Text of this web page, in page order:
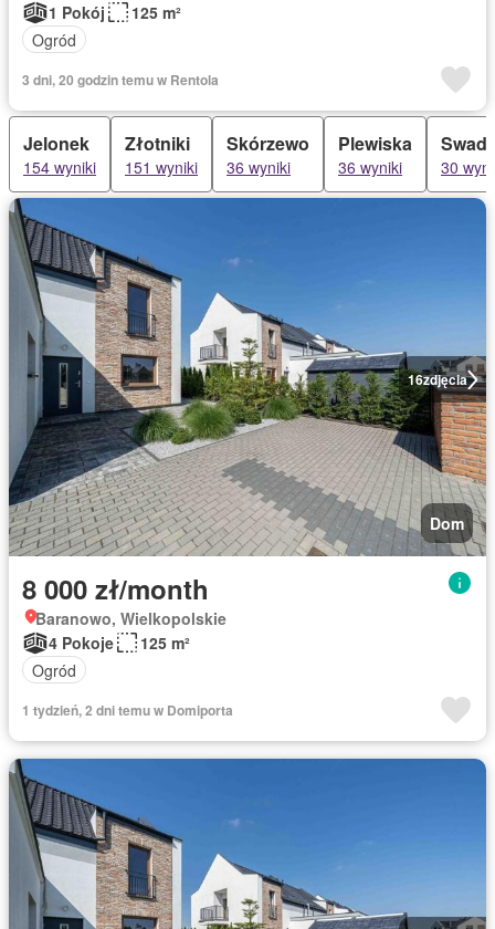
1 Pokój
125 m²
Ogród
3 dni, 20 godzin temu w Rentola
Jelonek
154 wyniki
Złotniki
151 wyniki
Skórzewo
36 wyniki
Plewiska
36 wyniki 30
16zdjęcia
Dom
8 000 zł/month
Baranowo, Wielkopolskie
4 Pokoje
125 m²
Ogród
1 tydzień, 2 dni temu w Domiporta